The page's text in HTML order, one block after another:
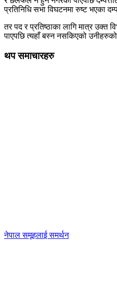
प्रतिनिधि सभा विघटनमा रुष्ट भएका
तर पद र प्रतिष्ठाका लागि मात्र उक्त
पाएपछि त्यहाँ बस्न नसकिएको
थप समाचारहरु
नेपाल समूहलाई समर्थन